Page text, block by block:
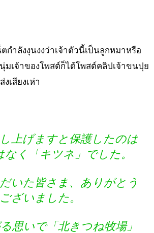
กำลังงุนงงว่าเจ้าตัวนี้เป็นลูกหมาหรือ
เจ้าของโพสต์ก็ได้โพสต์คลิปเจ้าขนปุย
เสียงเห่า
上げますと保護したのは
なく「キツネ」でした。
いた皆さま、ありがとう
ございました。
思いで「北きつね牧場」